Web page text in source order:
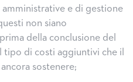
e di gestione
non siano
della conclusione del
tipo di costi aggiuntivi che il
sostenere;